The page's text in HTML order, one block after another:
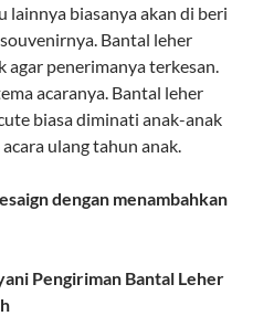
lainnya biasanya akan di beri
Bantal leher
agar penerimanya terkesan.
acaranya. Bantal leher
biasa diminati anak-anak
ulang tahun anak.
dengan menambahkan
Pengiriman Bantal Leher